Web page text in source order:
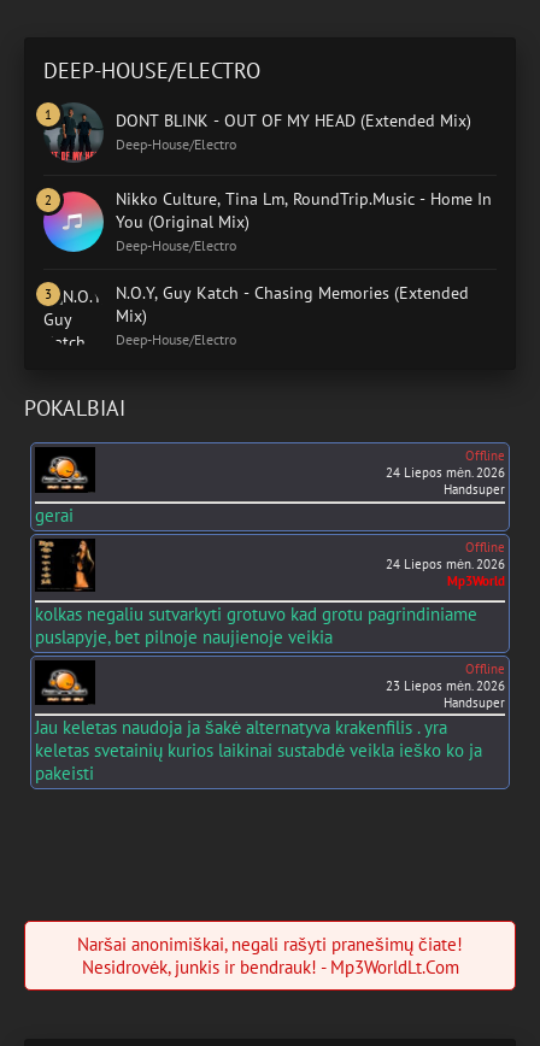
DEEP-HOUSE/ELECTRO
DONT BLINK - OUT OF MY HEAD (Extended Mix)
Deep-House/Electro
Nikko Culture, Tina Lm, RoundTrip.Music - Home In
You (Original Mix)
Deep-House/Electro
N.O.Y, Guy Katch - Chasing Memories (Extended
Mix)
Deep-House/Electro
POKALBIAI
Offline
24 Liepos mėn. 2026
Handsuper
gerai
Offline
24 Liepos mėn. 2026
Mp3World
kolkas negaliu sutvarkyti grotuvo kad grotu pagrindiniame
puslapyje, bet pilnoje naujienoje veikia
Offline
23 Liepos mėn. 2026
Handsuper
Jau keletas naudoja ja šakė alternatyva krakenfilis . yra
keletas svetainių kurios laikinai sustabdė veikla ieško ko ja
pakeisti
Naršai anonimiškai, negali rašyti pranešimų čiate!
Nesidrovėk, junkis ir bendrauk! - Mp3WorldLt.Com